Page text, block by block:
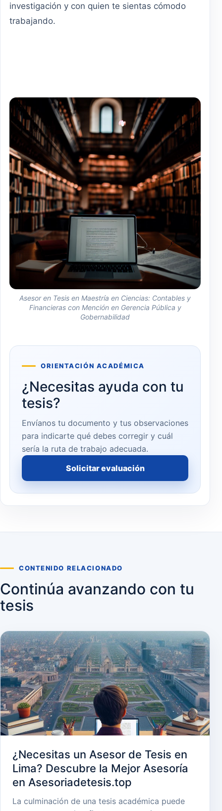
investigación y con quien te sientas cómodo
trabajando.
Asesor en Tesis en Maestría en Ciencias: Contables y
Financieras con Mención en Gerencia Pública y
Gobernabilidad
ORIENTACIÓN ACADÉMICA
¿Necesitas ayuda con tu
tesis?
Envíanos tu documento y tus observaciones
para indicarte qué debes corregir y cuál
sería la ruta de trabajo adecuada.
Solicitar evaluación
CONTENIDO RELACIONADO
Continúa avanzando con tu
tesis
¿Necesitas un Asesor de Tesis en
Lima? Descubre la Mejor Asesoría
en Asesoriadetesis.top
La culminación de una tesis académica puede